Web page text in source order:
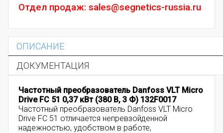
Отдел продаж: sales@segnetics-russia.ru
ОПИСАНИЕ
ДОКУМЕНТАЦИЯ
Частотный преобразователь Danfoss VLT Micro
Drive FC 51 0,37 кВт (380 В, 3 Ф) 132F0017
Частотный преобразователь Danfoss VLT Micro
Drive FC 51 отличается непревзойденной
надежностью, удобством в работе,